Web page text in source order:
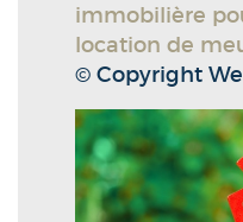
immobilière
location de
© Copyright